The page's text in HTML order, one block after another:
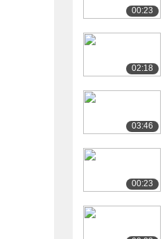
00:23
02:18
03:46
00:23